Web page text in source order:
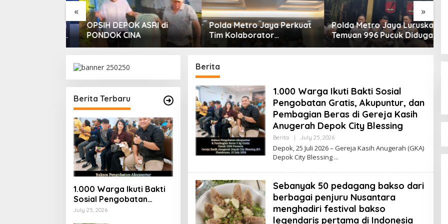
« »
OPSIH DEPOK ASRI di
PONDOK CINA
Polda Metro Jaya Perkuat
Tim Kolaborator
Penegakan Hukum, 28
Polda Metro Jaya Luruskan
Temuan 996 Pucuk Diduga
Senjata di Yayasan Jaksel:
Berita Terbaru
1.000 Warga Ikuti Bakti
Sosial Pengobatan
Gratis, Akupuntur, dan
July 25, 2026
Berita
1.000 Warga Ikuti Bakti Sosial
Pengobatan Gratis, Akupuntur, dan
Pembagian Beras di Gereja Kasih
Anugerah Depok City Blessing
Berita | July 25, 2026B
Y
A
D
I
Depok, 25 Juli 2026 – Gereja Kasih Anugerah (GKA)
Depok City Blessing
Sebanyak 50 pedagang bakso dari
berbagai penjuru Nusantara
menghadiri festival bakso
legendaris pertama di Indonesia
Indonesia untuk periode 2026-
2031. Prosesi pelantikan digelar di
Taman Fatahillah, Kota Tua,
Jakarta